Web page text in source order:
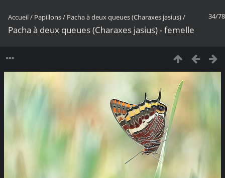
34/78
Accueil/ Papillons/ Pacha à deux queues (Charaxes jasius)/
Pacha à deux queues (Charaxes jasius) - femelle